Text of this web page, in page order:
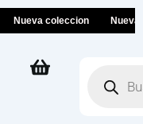
coleccion Nueva
productos